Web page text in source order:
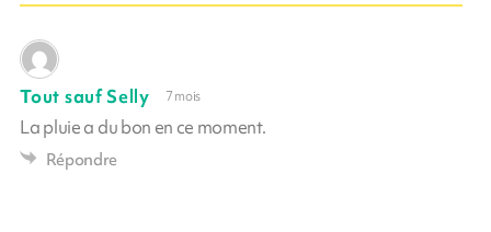
Tout sauf Selly 7 mois
La pluie a du bon en ce moment.
Répondre